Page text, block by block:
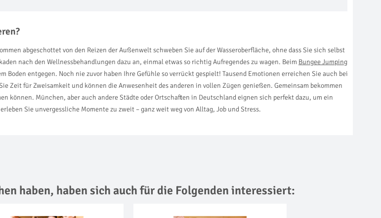
abgeschottet von den Reizen der Außenwelt schweben Sie auf der Wasseroberfläche, ohne dass Sie sich selbst
nach den Wellnessbehandlungen dazu an, einmal etwas so richtig Aufregendes zu wagen. Beim Bungee Jumping
Boden entgegen. Noch nie zuvor haben Ihre Gefühle so verrückt gespielt! Tausend Emotionen erreichen Sie auch bei
Zeit für Zweisamkeit und können die Anwesenheit des anderen in vollen Zügen genießen. Gemeinsam bekommen
können. München, aber auch andere Städte oder Ortschaften in Deutschland eignen sich perfekt dazu, um ein
Sie unvergessliche Momente zu zweit – ganz weit weg von Alltag, Job und Stress.
haben, haben sich auch für die Folgenden interessiert: